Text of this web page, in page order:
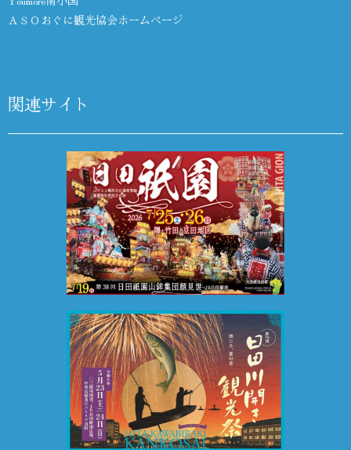
ＡＳＯおぐに観光協会ホームページ
関連サイト